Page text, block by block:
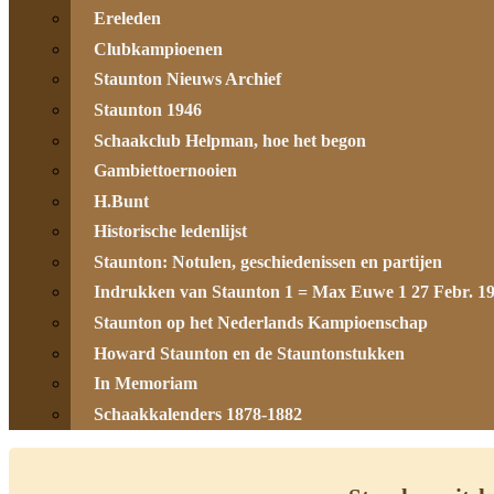
Ereleden
Clubkampioenen
Staunton Nieuws Archief
Staunton 1946
Schaakclub Helpman, hoe het begon
Gambiettoernooien
H.Bunt
Historische ledenlijst
Staunton: Notulen, geschiedenissen en partijen
Indrukken van Staunton 1 = Max Euwe 1 27 Febr.
Staunton op het Nederlands Kampioenschap
Howard Staunton en de Stauntonstukken
In Memoriam
Schaakkalenders 1878-1882